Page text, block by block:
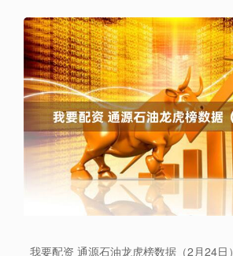
我要配资 通源石油龙虎榜数据（2月24日）